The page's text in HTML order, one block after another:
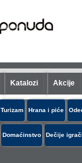
Katalozi Akcije
Turizam Hrana i piće
Domaćinstvo Dečije